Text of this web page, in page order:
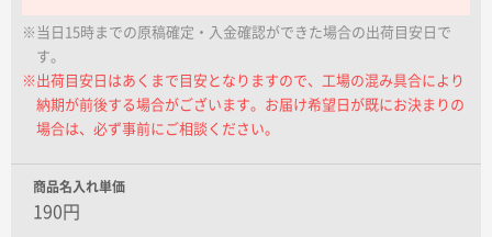
※当日15時までの原稿確定・入金確認ができた場合の出荷目安日で
す。
※出荷目安日はあくまで目安となりますので、工場の混み具合により
納期が前後する場合がございます。お届け希望日が既にお決まりの
場合は、必ず事前にご相談ください。
商品名入れ単価
190円